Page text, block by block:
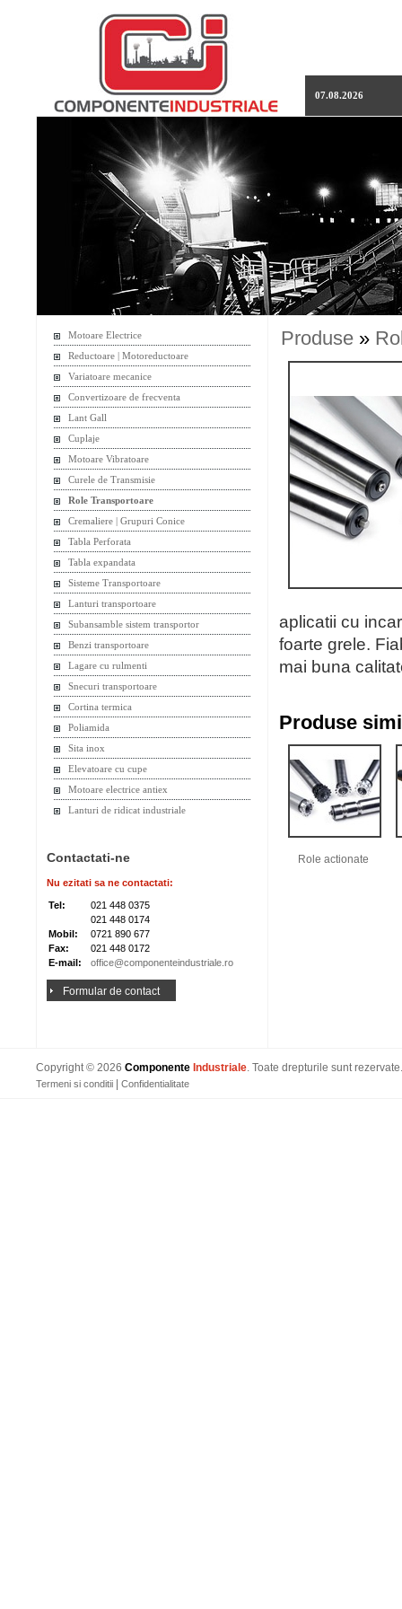
07.08.2026
Motoare Electrice
Reductoare | Motoreductoare
Variatoare mecanice
Convertizoare de frecventa
Lant Gall
Cuplaje
Motoare Vibratoare
Curele de Transmisie
Role Transportoare
Cremaliere | Grupuri Conice
Tabla Perforata
Tabla expandata
Sisteme Transportoare
Lanturi transportoare
Subansamble sistem transportor
Benzi transportoare
Lagare cu rulmenti
Snecuri transportoare
Cortina termica
Poliamida
Sita inox
Elevatoare cu cupe
Motoare electrice antiex
Lanturi de ridicat industriale
Contactati-ne
Nu ezitati sa ne contactati:
Tel:
021 448 0375
021 448 0174
Mobil:
0721 890 677
Fax:
021 448 0172
E-mail:
office@componenteindustriale.ro
Formular de contact
Produse »
aplicatii cu
foarte grele.
mai buna
Produse
Role actionate
Copyright © 2026 Componente Industriale . Toate drepturile sunt rezervate.
Termeni si conditii | Confidentialitate